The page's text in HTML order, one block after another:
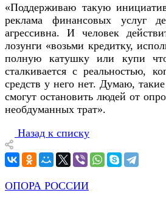
«Поддерживаю такую
реклама финансовых услуг
агрессивна. И человек
лозунги «возьми кредитку,
полную катушку или купи
сталкивается с реальностью,
средств у него нет. Думаю,
смогут остановить людей от
необдуманных трат».
Назад к списку
ОПОРА РОССИИ